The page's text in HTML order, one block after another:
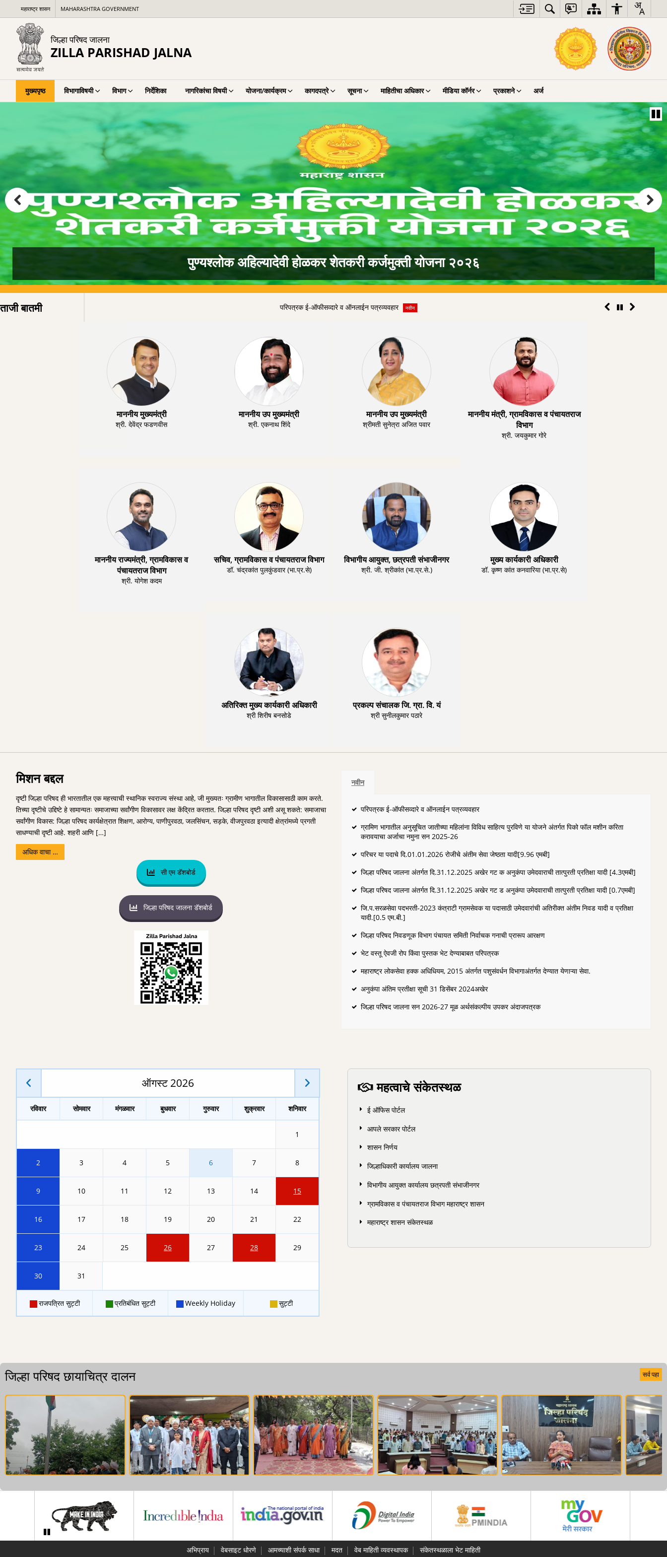
Complete
महाराष्ट्र शासन MAHARASHTRA GOVERNMENT
जिल्हा परिषद जालना
ZILLA PARISHAD JALNA
मुख्यपृष्ठ विभागाविषयी विभाग निर्देशिका नागरिकांचा विषयी योजना/कार्यक्रम कागदपत्रे सूचना माहितीचा अधिकार मीडिया कॉर्नर प्रकाशने अर्ज
पुण्यश्लोक अहिल्यादेवी होळकर शेतकरी कर्जमुक्ती योजना २०२६
ताजी बातमी परिपत्रक ई-ऑफीसव्दारे व ऑनलाईन पत्रव्यवहार नवीन
माननीय मुख्यमंत्री
श्री. देवेंद्र फडणवीस
माननीय उप मुख्यमंत्री
श्री. एकनाथ शिंदे
माननीय उप मुख्यमंत्री
श्रीमती सुनेत्रा अजित पवार
माननीय मंत्री, ग्रामविकास व पंचायतराज
विभाग
श्री. जयकुमार गोरे
माननीय राज्यमंत्री, ग्रामविकास व
पंचायतराज विभाग
श्री. योगेश कदम
सचिव, ग्रामविकास व पंचायतराज विभाग
डॉ. चंद्रकांत पुलकुंडवार (भा.प्र.से)
विभागीय आयुक्त, छत्रपती संभाजीनगर
श्री. जी. श्रीकांत (भा.प्र.से.)
मुख्य कार्यकारी अधिकारी
डॉ. कृष्ण कांत कनवारिया (भा.प्र.से)
अतिरिक्त मुख्य कार्यकारी अधिकारी
श्री शिरीष बनसोडे
प्रकल्प संचालक जि. ग्रा. वि. यं
श्री सुनीलकुमार पठारे
मिशन बद्दल
दृष्टी जिल्हा परिषद ही भारतातील एक महत्त्वाची स्थानिक स्वराज्य संस्था आहे, जी मुख्यतः ग्रामीण भागातील विकासासाठी काम करते.
तिच्या दृष्टीचे उद्दिष्टे हे सामान्यतः समाजाच्या सर्वांगीण विकासावर लक्ष केंद्रित करतात. जिल्हा परिषद दृष्टी अशी असू शकते: समाजाचा
सर्वांगीण विकास: जिल्हा परिषद कार्यक्षेत्रात शिक्षण, आरोग्य, पाणीपुरवठा, जलसिंचन, सड़के, वीजपुरवठा इत्यादी क्षेत्रांमध्ये प्रगती
साधण्याची दृष्टी आहे. शहरी आणि […]
अधिक वाचा …
सी एम डॅशबोर्ड
जिल्हा परिषद जालना डॅशबोर्ड
नवीन
परिपत्रक ई-ऑफीसव्दारे व ऑनलाईन पत्रव्यवहार
ग्रामिण भागातील अनुसूचित जातीच्या महिलांना विविध साहित्य पुरविणे या योजने अंतर्गत पिको फॉल मशीन करिता
करावयाचा अर्जाचा नमुना सन 2025-26
परिचर या पदाचे दि.01.01.2026 रोजीचे अंतीम सेवा जेष्ठता यादी[9.96 एमबी]
जिल्हा परिषद जालना अंतर्गत दि.31.12.2025 अखेर गट क अनुकंपा उमेदवाराची तात्पुरती प्रतिक्षा यादी [4.3एमबी]
जिल्हा परिषद जालना अंतर्गत दि.31.12.2025 अखेर गट ड अनुकंपा उमेदवाराची तात्पुरती प्रतिक्षा यादी [0.7एमबी]
जि.प.सरळसेवा पदभरती-2023 कंत्राटी ग्रामसेवक या पदासाठी उमेदवारांची अतिरीक्त अंतीम निवड यादी व प्रतिक्षा
यादी.[0.5 एम.बी.]
जिल्हा परिषद निवडणूक विभाग पंचायत समिती निर्वाचक गनाची प्रारूप आरक्षण
भेट वस्तू ऐवजी रोप किंवा पुस्तक भेट देण्याबाबत परिपत्रक
महाराष्ट्र लोकसेवा हक्क अधिधियम, 2015 अंतर्गत पशुसंवर्धन विभागाअंतर्गत देण्यात येणाऱ्या सेवा.
अनुकंपा अंतिम प्रतीक्षा सूची 31 डिसेंबर 2024अखेर
जिल्हा परिषद जालना सन 2026-27 मूळ अर्थसंकल्पीय उपकर अंदाजपत्रक
ऑगस्ट 2026
रविवार सोमवार मंगळवार बुधवार गुरुवार शुक्रवार शनिवार
1
2 3 4 5 6 7 8
9 10 11 12 13 14 15
16 17 18 19 20 21 22
23 24 25 26 27 28 29
30 31
राजपत्रित सुट्टी प्रतिबंधित सुट्टी Weekly Holiday सुट्टी
महत्वाचे संकेतस्थळ
ई ऑफिस पोर्टल
आपले सरकार पोर्टल
शासन निर्णय
जिल्हाधिकारी कार्यालय जालना
विभागीय आयुक्त कार्यालय छत्रपती संभाजीनगर
ग्रामविकास व पंचायतराज विभाग महाराष्ट्र शासन
महाराष्ट्र शासन संकेतस्थळ
जिल्हा परिषद छायाचित्र दालन सर्व पहा
अभिप्राय वेबसाइट धोरणे आमच्याशी संपर्क साधा मदत वेब माहिती व्यवस्थापक संकेतस्थळाला भेट माहिती